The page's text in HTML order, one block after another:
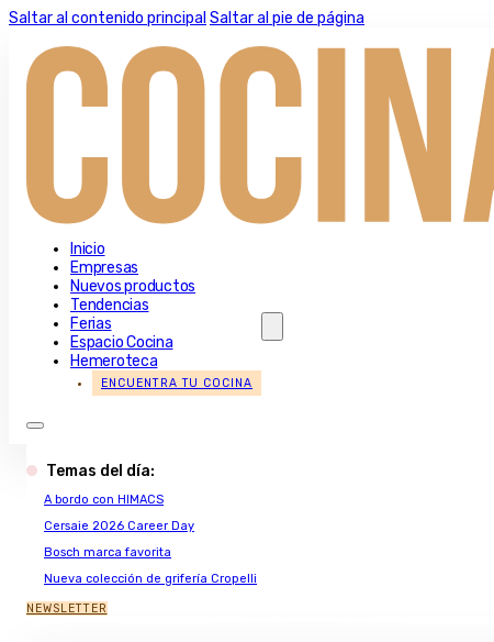
Saltar al contenido principal Saltar al pie de página
Inicio
Empresas
Nuevos productos
Tendencias
Ferias
Espacio Cocina
Hemeroteca
ENCUENTRA TU COCINA
Temas del día:
A bordo con HIMACS
Cersaie 2026 Career Day
Bosch marca favorita
Nueva colección de grifería Cropelli
NEWSLETTER